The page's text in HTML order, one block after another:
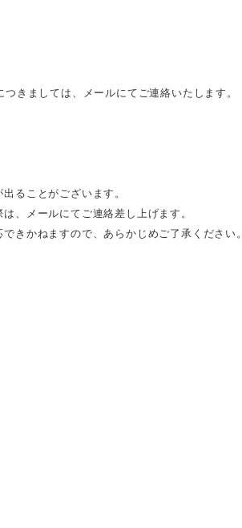
きましては、メールにてご連絡いたします。
ることがございます。
、メールにてご連絡差し上げます。
きかねますので、あらかじめご了承ください。